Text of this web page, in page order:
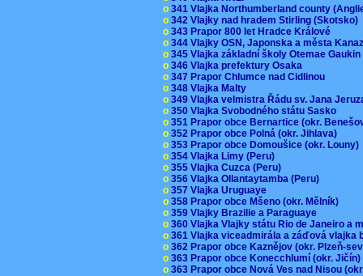
o 341 Vlajka Northumberland county
o 342 Vlajky nad hradem Stirling (Skotsko)
o 343 Prapor 800 let Hradce Králové
o 344 Vlajky OSN, Japonska a města
o 345 Vlajka základní školy Otemae
o 346 Vlajka prefektury Osaka
o 347 Prapor Chlumce nad Cidlinou
o 348 Vlajka Malty
o 349 Vlajka velmistra Řádu sv. Jana
o 350 Vlajka Svobodného státu Sasko
o 351 Prapor obce Bernartice (okr.
o 352 Prapor obce Polná (okr. Jihlava)
o 353 Prapor obce Domoušice (okr. Louny)
o 354 Vlajka Limy (Peru)
o 355 Vlajka Cuzca (Peru)
o 356 Vlajka Ollantaytamba (Peru)
o 357 Vlajka Uruguaye
o 358 Prapor obce Mšeno (okr. Mělník)
o 359 Vlajky Brazilie a Paraguaye
o 360 Vlajka Vlajky státu Rio de Janeiro a
o 361 Vlajka viceadmirála a záďová
o 362 Prapor obce Kaznějov (okr. Plzeň-
o 363 Prapor obce Konecchlumí (okr.
o 363 Prapor obce Nová Ves nad Nisou